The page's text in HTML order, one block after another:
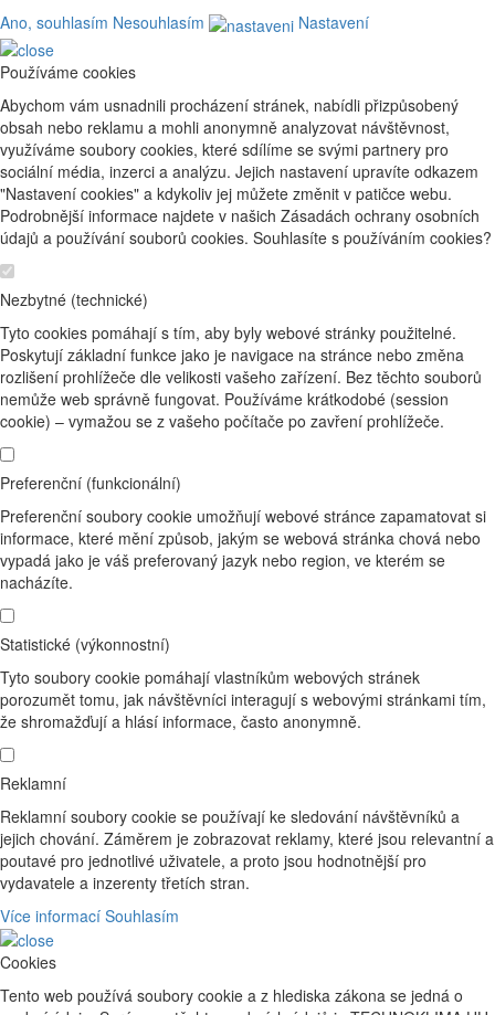
Ano, souhlasím Nesouhlasím Nastavení
Používáme cookies
Abychom vám usnadnili procházení stránek, nabídli přizpůsobený
obsah nebo reklamu a mohli anonymně analyzovat návštěvnost,
využíváme soubory cookies, které sdílíme se svými partnery pro
sociální média, inzerci a analýzu. Jejich nastavení upravíte odkazem
"Nastavení cookies" a kdykoliv jej můžete změnit v patičce webu.
Podrobnější informace najdete v našich Zásadách ochrany osobních
údajů a používání souborů cookies. Souhlasíte s používáním cookies?
Nezbytné (technické)
Tyto cookies pomáhají s tím, aby byly webové stránky použitelné.
Poskytují základní funkce jako je navigace na stránce nebo změna
rozlišení prohlížeče dle velikosti vašeho zařízení. Bez těchto souborů
nemůže web správně fungovat. Používáme krátkodobé (session
cookie) – vymažou se z vašeho počítače po zavření prohlížeče.
Preferenční (funkcionální)
Preferenční soubory cookie umožňují webové stránce zapamatovat si
informace, které mění způsob, jakým se webová stránka chová nebo
vypadá jako je váš preferovaný jazyk nebo region, ve kterém se
nacházíte.
Statistické (výkonnostní)
Tyto soubory cookie pomáhají vlastníkům webových stránek
porozumět tomu, jak návštěvníci interagují s webovými stránkami tím,
že shromažďují a hlásí informace, často anonymně.
Reklamní
Reklamní soubory cookie se používají ke sledování návštěvníků a
jejich chování. Záměrem je zobrazovat reklamy, které jsou relevantní a
poutavé pro jednotlivé uživatele, a proto jsou hodnotnější pro
vydavatele a inzerenty třetích stran.
Více informací Souhlasím
Cookies
Tento web používá soubory cookie a z hlediska zákona se jedná o